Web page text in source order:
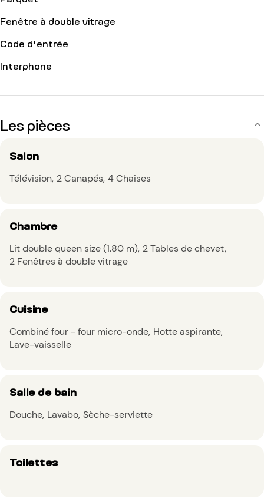
Fenêtre à double vitrage
Code d'entrée
Interphone
Les pièces
Salon
Télévision 2 Canapés 4 Chaises
Chambre
Lit double queen size (1.80 m) 2 Tables de chevet
2 Fenêtres à double vitrage
Cuisine
Combiné four - four micro-onde Hotte aspirante
Lave-vaisselle
Salle de bain
Douche Lavabo Sèche-serviette
Toilettes